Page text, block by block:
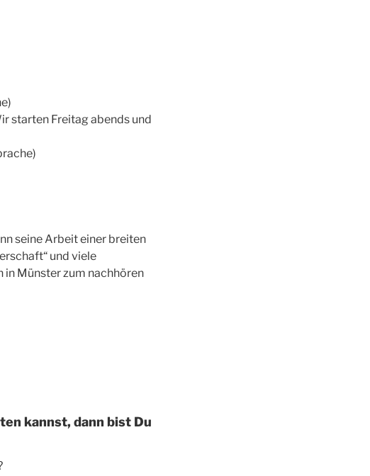
starten Freitag abends und
seine Arbeit einer breiten
und viele
Münster zum nachhören
kannst, dann bist Du